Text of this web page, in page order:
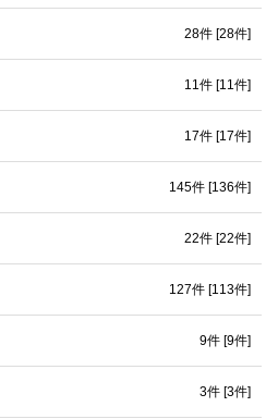
28件 [28件]
11件 [11件]
17件 [17件]
145件 [136件]
22件 [22件]
127件 [113件]
9件 [9件]
3件 [3件]